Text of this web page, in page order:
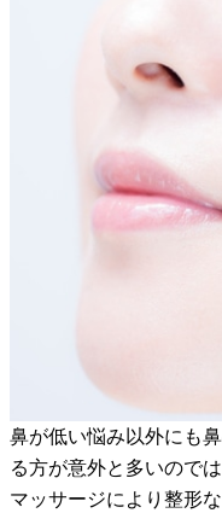
鼻が低い悩み以外にも
る方が意外と多いので
マッサージにより整形